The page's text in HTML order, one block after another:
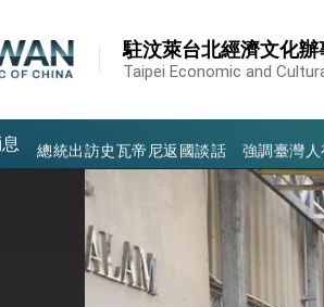
駐汶萊台北經濟文化辦
Taipei Economic and
第一屆亞太在宅醫療大會開幕 總統盼分
總統出訪史瓦帝尼返國談話 強調臺灣
堅定走向世界 賴總統抵達史瓦帝尼王國進
總統與五院院長新春茶敘 盼化分歧為
總統農曆春節談話